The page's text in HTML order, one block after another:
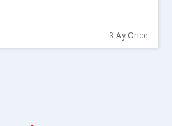
3 Ay Önce